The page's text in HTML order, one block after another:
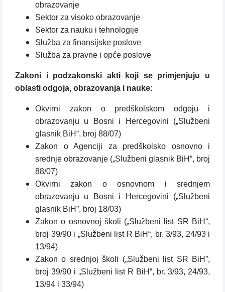
obrazovanje
Sektor za visoko obrazovanje
Sektor za nauku i tehnologije
Služba za finansijske poslove
Služba za pravne i opće poslove
Zakoni i podzakonski akti koji se primjenjuju u
oblasti odgoja, obrazovanja i nauke:
Okvirni zakon o predškolskom odgoju i
obrazovanju u Bosni i Hercegovini („Službeni
glasnik BiH“, broj 88/07)
Zakon o Agenciji za predškolsko osnovno i
srednje obrazovanje („Službeni glasnik BiH“, broj
88/07)
Okvirni zakon o osnovnom i srednjem
obrazovanju u Bosni i Hercegovini („Službeni
glasnik BiH”, broj 18/03)
Zakon o osnovnoj školi („Službeni list SR BiH“,
broj 39/90 i „Službeni list R BiH“, br. 3/93, 24/93 i
13/94)
Zakon o srednjoj školi („Službeni list SR BiH”,
broj 39/90 i „Službeni list R BiH“, br. 3/93, 24/93,
13/94 i 33/94)